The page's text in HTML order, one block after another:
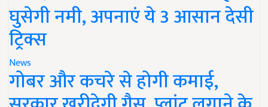
घुसेगी नमी, अपनाएं ये 3 आसान देसी
ट्रिक्स
News
गोबर और कचरे से होगी कमाई,